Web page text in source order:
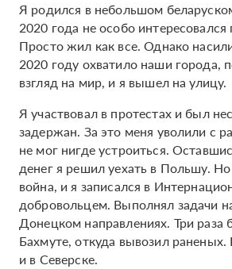
Я родился в небольшом
2020 года не особо интересовался
Просто жил как все. Однако
2020 году охватило наши города,
взгляд на мир, и я вышел на улицу.
Я участвовал в протестах и был
задержан. За это меня уволили с
не мог нигде устроиться.
денег я решил уехать в Польшу.
война, и я записался в
добровольцем. Выполнял задачи
Донецком направлениях. Три раза
Бахмуте, откуда вывозил
и в Северске.